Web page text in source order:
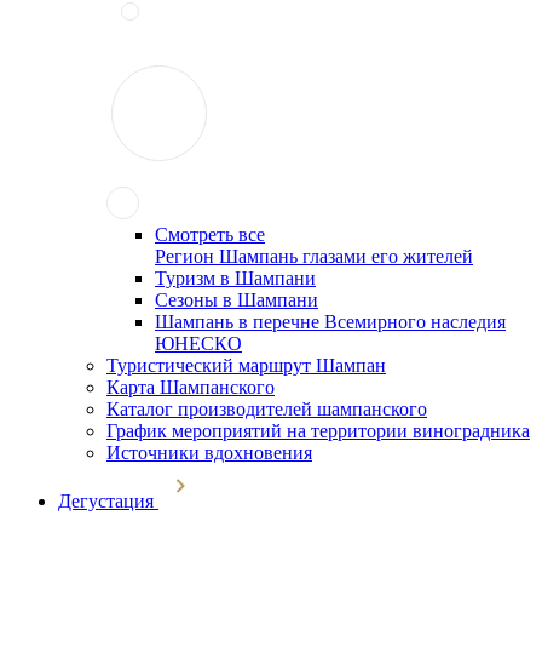
Смотреть все
Регион Шампань глазами его жителей
Туризм в Шампани
Сезоны в Шампани
Шампань в перечне Всемирного наследия
ЮНЕСКО
Туристический маршрут Шампан
Карта Шампанского
Каталог производителей шампанского
График мероприятий на территории виноградника
Источники вдохновения
Дегустация